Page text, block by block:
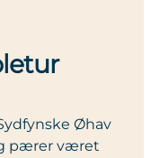
Øhav
pærer været